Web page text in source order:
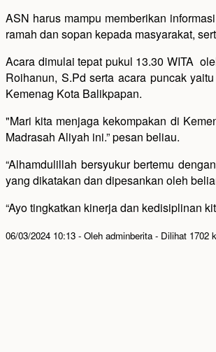
ASN harus mampu memberikan
ramah dan sopan kepada masyarakat,
Acara dimulai tepat pukul 13.30 WITA
Roihanun, S.Pd serta acara puncak
Kemenag Kota Balikpapan.
"Mari kita menjaga kekompakan di
Madrasah Aliyah ini.” pesan beliau.
“Alhamdulillah bersyukur bertemu
yang dikatakan dan dipesankan oleh
“Ayo tingkatkan kinerja dan kedisiplinan
06/03/2024 10:13 - Oleh adminberita - Dilihat 1702